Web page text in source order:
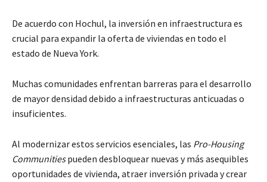
De acuerdo con Hochul, la inversión en infraestructura es
crucial para expandir la oferta de viviendas en todo el
estado de Nueva York.
Muchas comunidades enfrentan barreras para el desarrollo
de mayor densidad debido a infraestructuras anticuadas o
insuficientes.
Al modernizar estos servicios esenciales, las Pro-Housing
Communitiespueden desbloquear nuevas y más asequibles
oportunidades de vivienda, atraer inversión privada y crear